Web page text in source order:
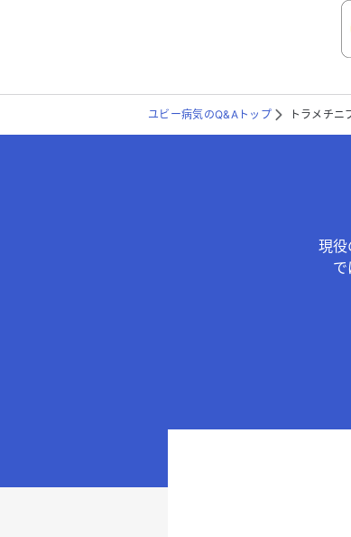
こちらは送信専用のフォーム
ユビー病気のQ&Aトップ トラメチ
現役